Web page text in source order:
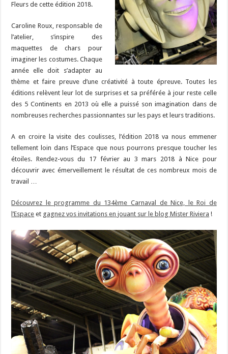
Fleurs de cette édition 2018.
Caroline Roux, responsable de
l’atelier, s’inspire des
maquettes de chars pour
imaginer les costumes. Chaque
année elle doit s’adapter au
thème et faire preuve d’une créativité à toute épreuve. Toutes les
éditions relèvent leur lot de surprises et sa préférée à jour reste celle
des 5 Continents en 2013 où elle a puissé son imagination dans de
nombreuses recherches passionnantes sur les pays et leurs traditions.
A en croire la visite des coulisses, l’édition 2018 va nous emmener
tellement loin dans l’Espace que nous pourrons presque toucher les
étoiles. Rendez-vous du 17 février au 3 mars 2018 à Nice pour
découvrir avec émerveillement le résultat de ces nombreux mois de
travail …
Découvrez le programme du 134ème Carnaval de Nice, le Roi de
l’Espace et gagnez vos invitations en jouant sur le blog Mister Riviera !